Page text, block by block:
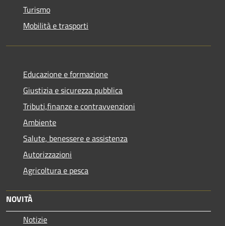
Turismo
Mobilità e trasporti
Educazione e formazione
Giustizia e sicurezza pubblica
Tributi,finanze e contravvenzioni
Ambiente
Salute, benessere e assistenza
Autorizzazioni
Agricoltura e pesca
NOVITÀ
Notizie